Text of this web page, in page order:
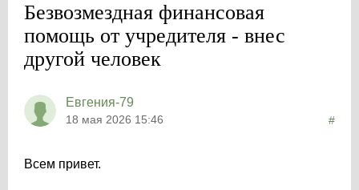
Безвозмездная финансовая
помощь от учредителя - внес
другой человек
Евгения-79
18 мая 2026 15:46 #
Всем привет.